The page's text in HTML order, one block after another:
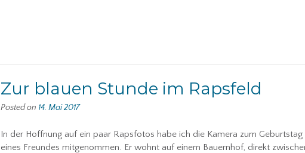
Zur blauen Stunde im Rapsfeld
Posted on 14. Mai 2017
In der Hoffnung auf ein paar Rapsfotos habe ich die Kamera zum Geburtstag
eines Freundes mitgenommen. Er wohnt auf einem Bauernhof, direkt